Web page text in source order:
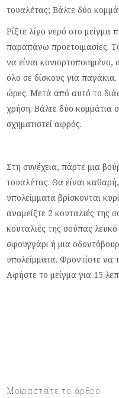
τουαλέτας; Βάλτε δύο
Ρίξτε λίγο νερό στο μείγμα
παραπάνω προετοιμασίες.
να είναι
όλο σε δίσκους για
ώρες. Μετά από αυτό το
χρήση. Βάλτε δύο κομμάτια
σχηματιστεί αφρός.
Στη συνέχεια, πάρτε μια
τουαλέτας. Θα είναι
υπολείμματα βρίσκονται
αναμείξτε 2 κουταλιές της
κουταλιές της σούπας
σφουγγάρι ή μια
υπολείμματα. Φροντίστε
Αφήστε το μείγμα για 15
Μοιραστείτε το άρθρο